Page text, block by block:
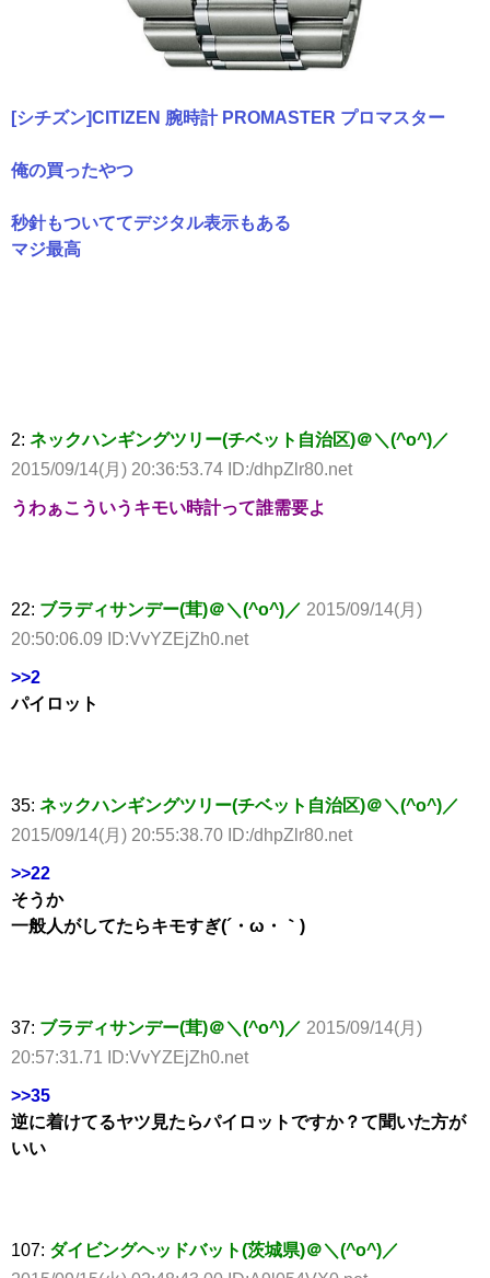
[シチズン]CITIZEN 腕時計 PROMASTER プロマスター
俺の買ったやつ
秒針もついててデジタル表示もある
マジ最高
2: ネックハンギングツリー(チベット自治区)＠＼(^o^)／
2015/09/14(月) 20:36:53.74 ID:/dhpZlr80.net
うわぁこういうキモい時計って誰需要よ
22: ブラディサンデー(茸)＠＼(^o^)／ 2015/09/14(月)
20:50:06.09 ID:VvYZEjZh0.net
>>2
パイロット
35: ネックハンギングツリー(チベット自治区)＠＼(^o^)／
2015/09/14(月) 20:55:38.70 ID:/dhpZlr80.net
>>22
そうか
一般人がしてたらキモすぎ(´・ω・｀)
37: ブラディサンデー(茸)＠＼(^o^)／ 2015/09/14(月)
20:57:31.71 ID:VvYZEjZh0.net
>>35
逆に着けてるヤツ見たらパイロットですか？て聞いた方が
いい
107: ダイビングヘッドバット(茨城県)＠＼(^o^)／